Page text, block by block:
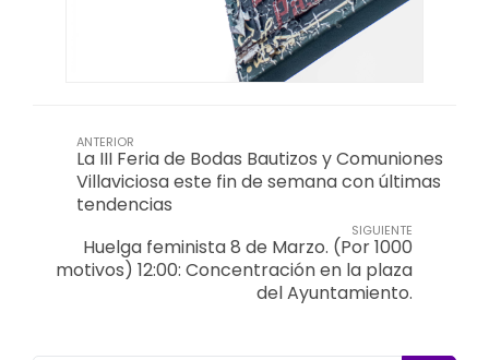
ANTERIOR
La III Feria de Bodas Bautizos y Comuniones
Villaviciosa este fin de semana con últimas
tendencias
SIGUIENTE
Huelga feminista 8 de Marzo. (Por 1000
motivos) 12:00: Concentración en la plaza
del Ayuntamiento.